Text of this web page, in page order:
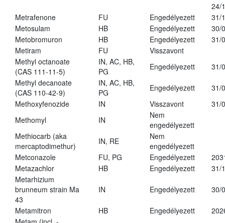
24/
Metrafenone
FU Engedélyezett
31/
Metosulam
HB Engedélyezett
30/
Metobromuron
HB Engedélyezett
31/
Metiram
FU
Visszavont
Methyl octanoate
(CAS 111-11-5)
IN, AC, HB,
PG
Engedélyezett
31/
Methyl decanoate
(CAS 110-42-9)
IN, AC, HB,
PG
Engedélyezett
31/
Methoxyfenozide
IN Visszavont
31/
Methomyl
IN
Nem
engedélyezett
Methiocarb (aka
mercaptodimethur)
IN, RE
Nem
engedélyezett
Metconazole
FU, PG Engedélyezett
Metazachlor
HB Engedélyezett
31/
Metarhizium
brunneum strain Ma
43
IN Engedélyezett 30/
Metamitron HB Engedélyezett